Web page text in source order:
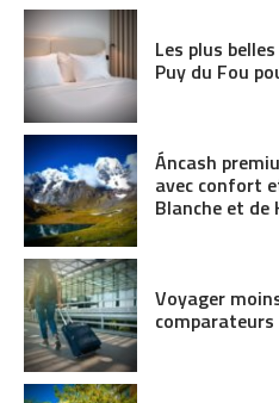
Les plus
Puy du Fou
Áncash
avec confort
Blanche et de
Voyager